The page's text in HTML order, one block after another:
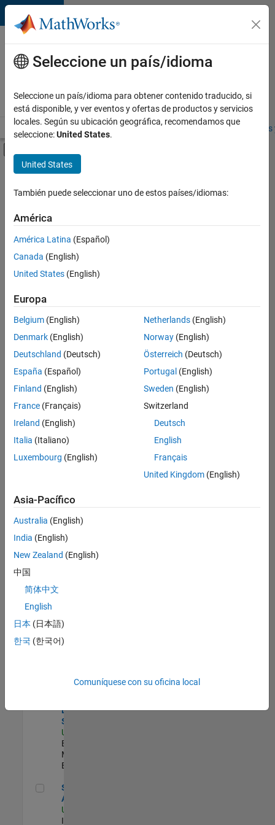
Saltar al contenido
Ofertas
de
empleo
MathWorks
Visión general Búsqueda de empleo Oficinas locales
Contenido principal
FILTRADO POR
Education Sales
Business Model Team
Ordenar por
Guardar
empleos
seleccionados
No se
han
traducido
todos
los
empleos.
Busque
por
ubicación
todos
empleos
en su
zona.
Principal IAM/AD Engineer
US-MA-Natick
Technology |
Director,
Software
Licensing
Strategy
US-MA-Natick
Business
Model Team |
Experimentado
Senior CRM Analyst
Senior CRM
Analyst
US-MA-Natick
Information
Seleccione un país/idioma
Seleccione un país/idioma para obtener contenido traducido, si
está disponible, y ver eventos y ofertas de productos y servicios
locales. Según su ubicación geográfica, recomendamos que
seleccione:United States.
United States
También puede seleccionar uno de estos países/idiomas:
América
América Latina (Español)
Canada (English)
United States (English)
Europa
Belgium (English)
Denmark (English)
Deutschland (Deutsch)
España (Español)
Finland (English)
France (Français)
Ireland (English)
Italia (Italiano)
Luxembourg (English)
Netherlands(English)
Norway(English)
Österreich (Deutsch)
Portugal (English)
Sweden (English)
Switzerland
Deutsch
English
Français
United Kingdom(English)
Asia-Pacífico
Australia (English)
India (English)
New Zealand (English)
中国
简体中文
English
日本 (日本語)
한국 (한국어)
Comuníquese con su oficina local